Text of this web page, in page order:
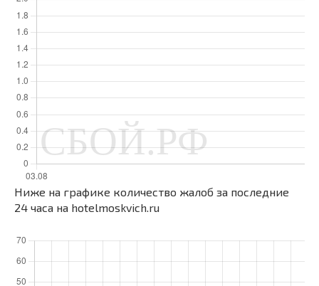
Ниже на графике количество жалоб за последние
24 часа на hotelmoskvich.ru